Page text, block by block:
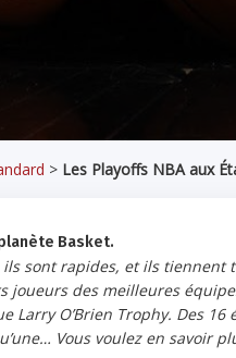
> Les Playoffs NBA aux
Basket.
sont rapides, et ils tiennent
joueurs des meilleures
Larry O’Brien Trophy. Des 16
Vous voulez en savoir